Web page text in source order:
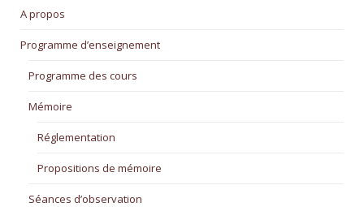
A propos
Programme d’enseignement
Programme des cours
Mémoire
Réglementation
Propositions de mémoire
Séances d’observation